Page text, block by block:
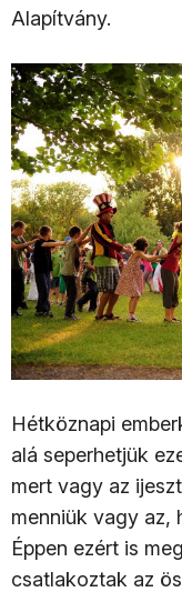
Alapítvány.
Hétköznapi
alá seperhetjük
mert vagy az
menniük vagy az,
Éppen ezért is
csatlakoztak az